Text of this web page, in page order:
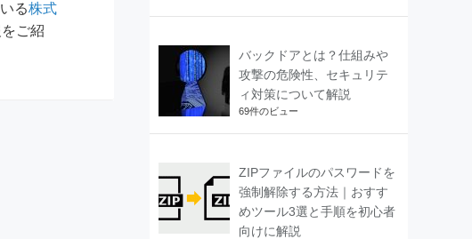
る株式
ご紹
バックドアとは？仕組みや
攻撃の危険性、セキュリテ
ィ対策について解説
69件のビュー
ZIPファイルのパスワードを
強制解除する方法｜おすす
めツール3選と手順を初心者
向けに解説